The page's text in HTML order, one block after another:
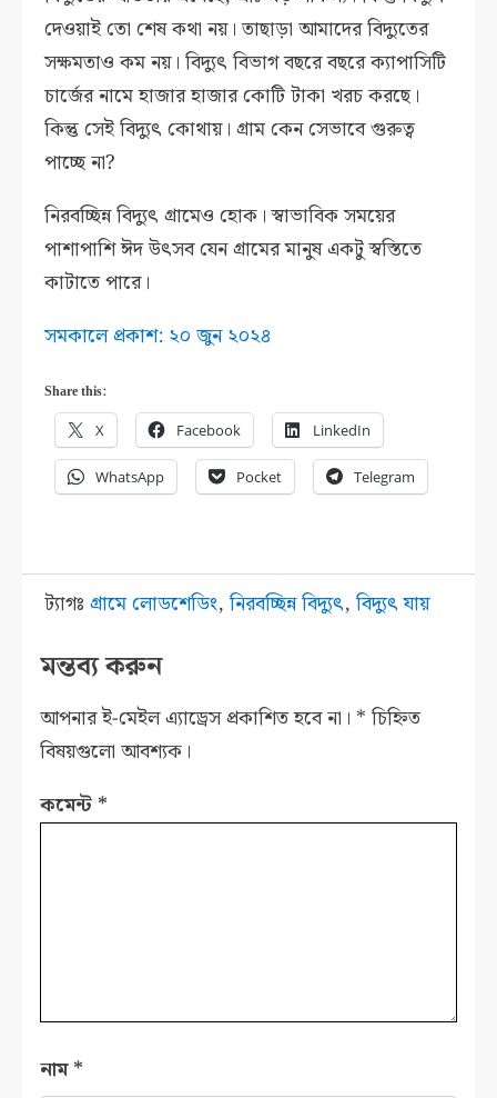
দেওয়াই তো শেষ কথা নয়। তাছাড়া আমাদের বিদ্যুতের
সক্ষমতাও কম নয়। বিদ্যুৎ বিভাগ বছরে বছরে ক্যাপাসিটি
চার্জের নামে হাজার হাজার কোটি টাকা খরচ করছে।
কিন্তু সেই বিদ্যুৎ কোথায়। গ্রাম কেন সেভাবে গুরুত্ব
পাচ্ছে না?
নিরবচ্ছিন্ন বিদ্যুৎ গ্রামেও হোক। স্বাভাবিক সময়ের
পাশাপাশি ঈদ উৎসব যেন গ্রামের মানুষ একটু স্বস্তিতে
কাটাতে পারে।
সমকালে প্রকাশ: ২০ জুন ২০২৪
Share this:
X Facebook LinkedIn
WhatsApp Pocket Telegram
ট্যাগঃগ্রামে লোডশেডিং,নিরবচ্ছিন্ন বিদ্যুৎ,বিদ্যুৎ যায়
মন্তব্য করুন
আপনার ই-মেইল এ্যাড্রেস প্রকাশিত হবে না। * চিহ্নিত
বিষয়গুলো আবশ্যক।
কমেন্ট *
নাম*